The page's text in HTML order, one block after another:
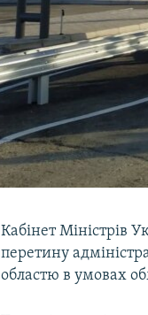
Кабінет Міністрів
перетину
областю в умовах